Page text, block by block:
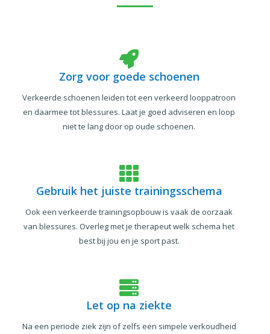
Zorg voor goede schoenen
Verkeerde schoenen leiden tot een verkeerd looppatroon
en daarmee tot blessures. Laat je goed adviseren en loop
niet te lang door op oude schoenen.
Gebruik het juiste trainingsschema
Ook een verkeerde trainingsopbouw is vaak de oorzaak
van blessures. Overleg met je therapeut welk schema het
best bij jou en je sport past.
Let op na ziekte
Na een periode ziek zijn of zelfs een simpele verkoudheid